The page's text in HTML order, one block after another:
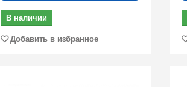
В наличии
Добавить в избранное